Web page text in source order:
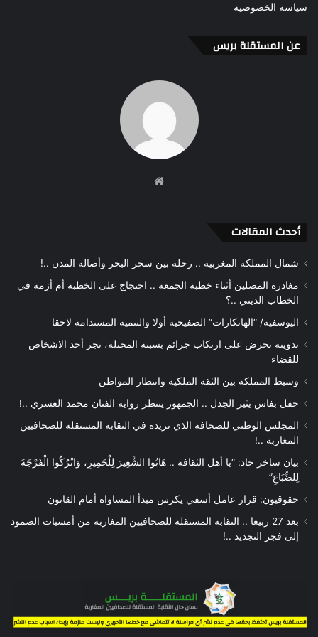
سياسة الخصوصية
عن المستقلة بريس
أحدث المقالات
شمال المملكة المغربية .. رحلة بين سحر البحر وأصالة المدن ..!
مغادرة المصلين أثناء خطبة الجمعة .. احتجاج على الخطبة أم أزمة في
الخطاب الديني ..؟
اليوسفية/ “الهانكارات” الصفيحية أولا والتنمية المستدامة لاحقا
تدوينة تحرض على ارتكاب جرائم بسبتة المحتلة، تجر أحد الاشخاص
للقضاء
وسيط المملكة بين الثقة الملكية وانتظار المواطن
حفل بفاس يثير الجدل .. الجمهور ينتظر رواية الفنان محمد العسري ..!
المجلس الوطني للصحافة الذي نريده في النقابة المستقلة للصحافيين
المغاربة ..!
بيان ساخر حاد: “يا أهل الثقافة .. هَاتُوا الشَّعِيرَ لِلْحَمِيرِ، وَاتْرُكُوا الْفَرْجَةَ
لِلضِّبَاعِ”
حقوقيون: قرار عامل أسفي يكرس مبدأ المساواة أمام القانون
بعد 27 ربيعا .. النقابة المستقلة للصحافيين المغاربة من أمسيات الصمود
إلى فجر التجديد ..!